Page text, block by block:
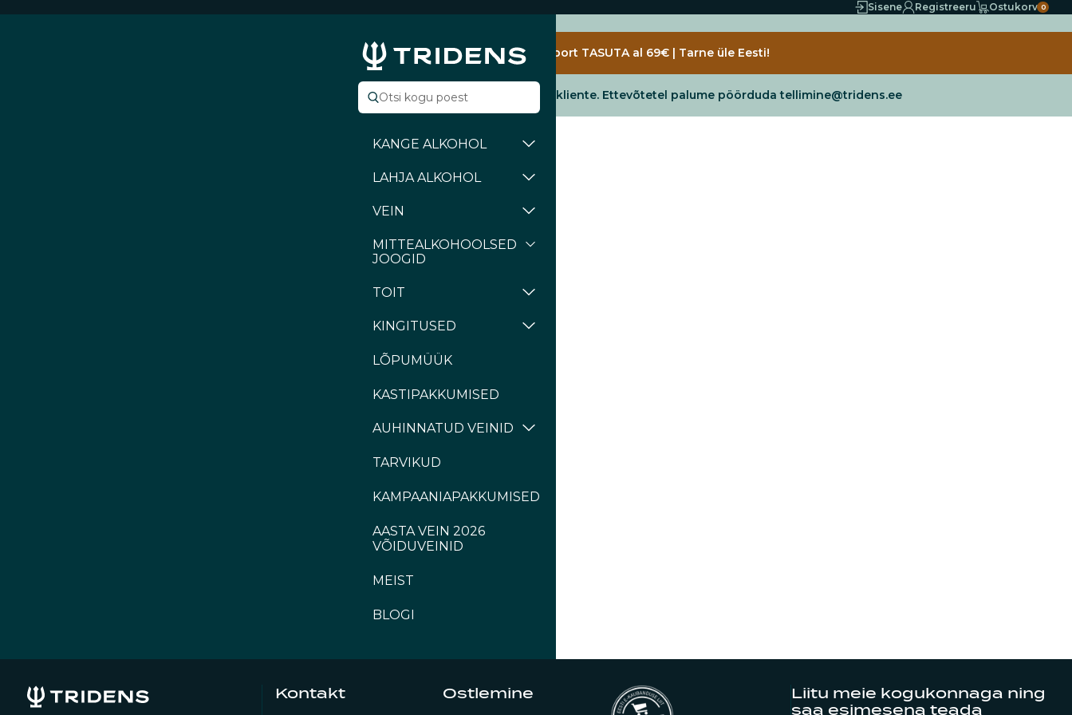
Sisene Registreeru Ostukorv 0
KANGE ALKOHOL
LAHJA ALKOHOL
VEIN
MITTEALKOHOOLSED
JOOGID
TOIT
KINGITUSED
LÕPUMÜÜK
KASTIPAKKUMISED
AUHINNATUD VEINID
TARVIKUD
KAMPAANIAPAKKUMISED
AASTA VEIN 2026
VÕIDUVEINID
MEIST
BLOGI
Transport TASUTA al 69€ | Tarne üle Eesti!
E-poes teenindame vaid erakliente. Ettevõtetel palume pöörduda tellimine@tridens.ee
Kontakt Ostlemine
Liitu meie kogukonnaga ning
saa esimesena teada